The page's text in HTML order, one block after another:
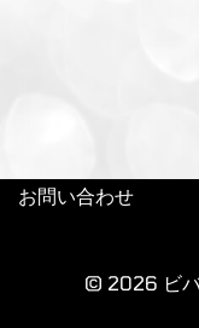
お問い合わせ
© 2026 ビバ